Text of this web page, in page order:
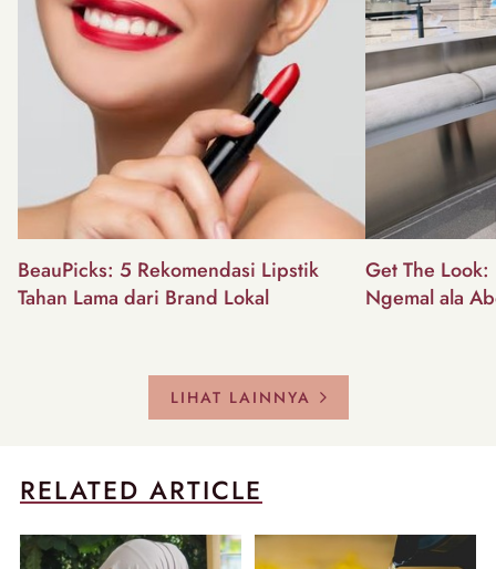
BeauPicks: 5 Rekomendasi Lipstik
Tahan Lama dari Brand Lokal
Get The
Ngemal ala
LIHAT LAINNYA
RELATED ARTICLE